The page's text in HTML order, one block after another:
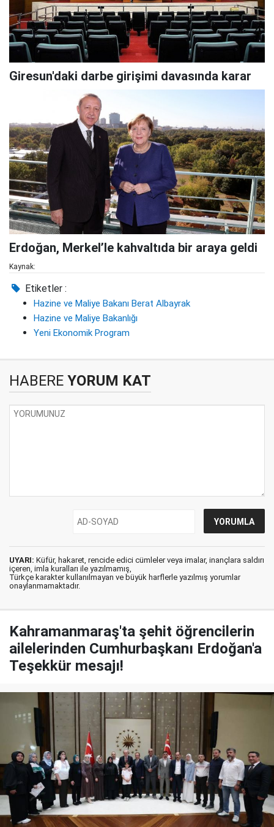
Giresun'daki darbe girişimi davasında karar
Erdoğan, Merkel’le kahvaltıda bir araya geldi
Kaynak:
Etiketler :
Hazine ve Maliye Bakanı Berat Albayrak
Hazine ve Maliye Bakanlığı
Yeni Ekonomik Program
HABERE YORUM KAT
UYARI: Küfür, hakaret, rencide edici cümleler veya imalar, inançlara saldırı
içeren, imla kuralları ile yazılmamış,
Türkçe karakter kullanılmayan ve büyük harflerle yazılmış yorumlar
onaylanmamaktadır.
Kahramanmaraş'ta şehit öğrencilerin
ailelerinden Cumhurbaşkanı Erdoğan'a
Teşekkür mesajı!